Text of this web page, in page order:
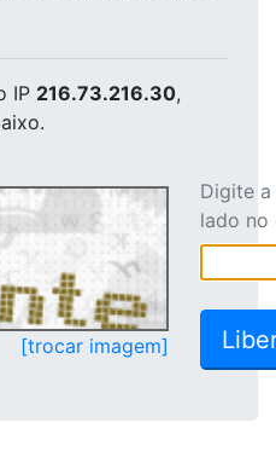
IP 216.73.216.30,
[trocar imagem]
Digite
lado no